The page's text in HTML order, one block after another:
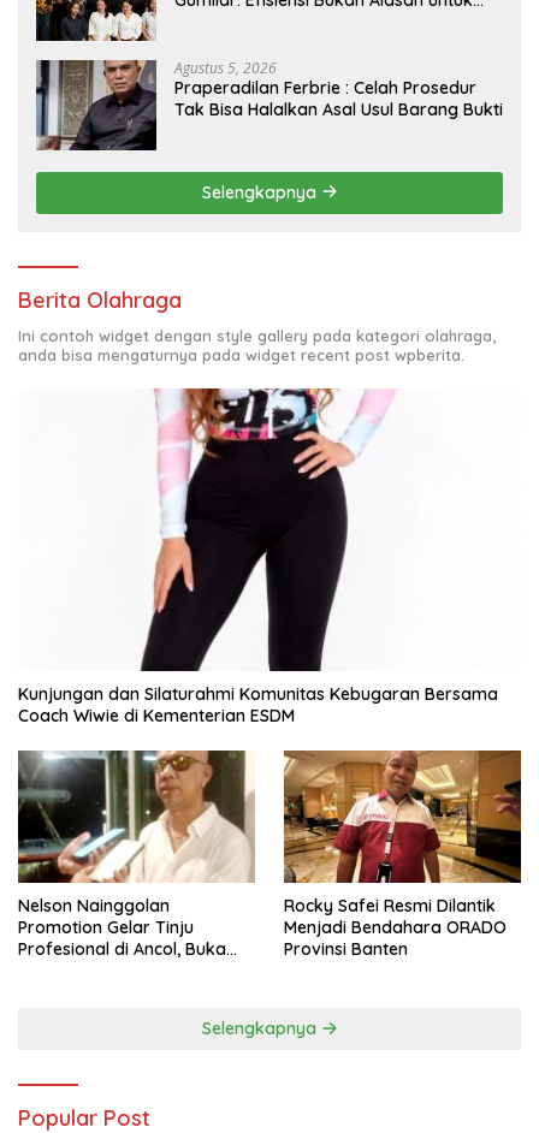
Agustus 5, 2026
Praperadilan Ferbrie : Celah Prosedur
Tak Bisa Halalkan Asal Usul Barang Bukti
Selengkapnya
Berita Olahraga
Ini contoh widget dengan style gallery pada kategori olahraga,
anda bisa mengaturnya pada widget recent post wpberita.
Kunjungan dan Silaturahmi Komunitas Kebugaran Bersama
Coach Wiwie di Kementerian ESDM
Nelson Nainggolan
Promotion Gelar Tinju
Profesional di Ancol, Buka
Rocky Safei Resmi Dilantik
Menjadi Bendahara ORADO
Provinsi Banten
Selengkapnya
Popular Post